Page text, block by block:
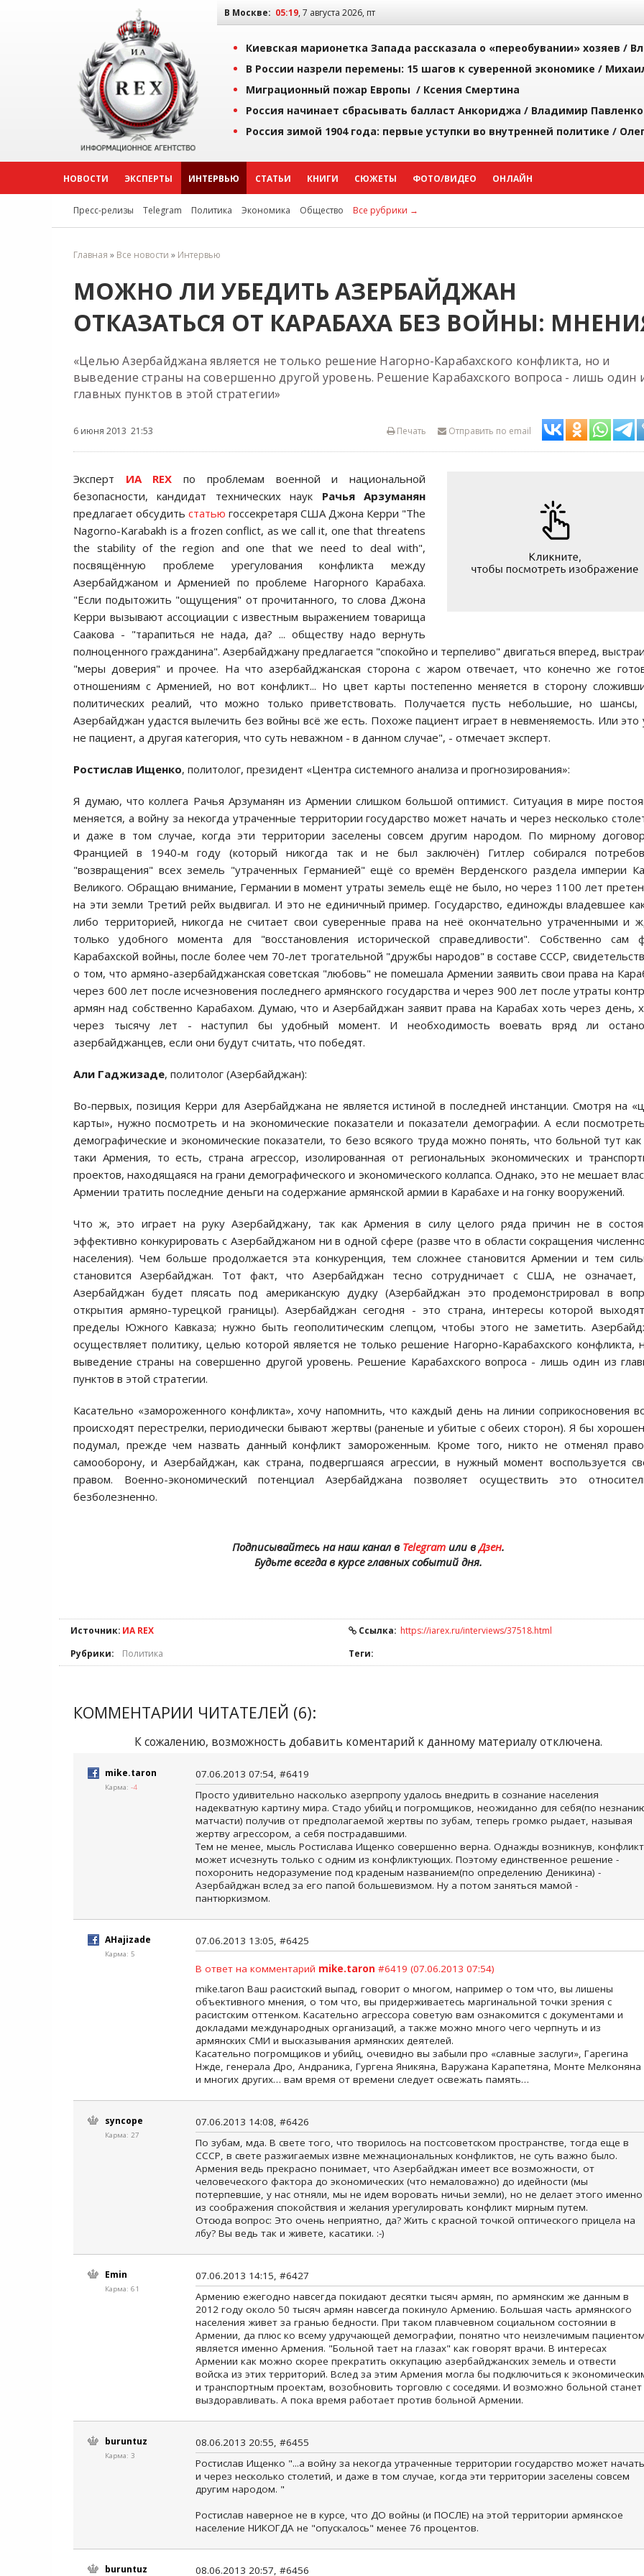
В Москве: 05:19, 7 августа 2026, пт
Киевская марионетка Запада рассказала о «переобувании» хозяев /
В России назрели перемены: 15 шагов к суверенной экономике /
Миграционный пожар Европы / Ксения Смертина
Россия начинает сбрасывать балласт Анкориджа / Владимир Павленко
Россия зимой 1904 года: первые уступки во внутренней политике /
НОВОСТИ ЭКСПЕРТЫ ИНТЕРВЬЮ СТАТЬИ КНИГИ СЮЖЕТЫ ФОТО/ВИДЕО ОНЛАЙН
Пресс-релизы Telegram Политика Экономика Общество Все рубрики →
Главная » Все новости » Интервью
МОЖНО ЛИ УБЕДИТЬ АЗЕРБАЙДЖАН
ОТКАЗАТЬСЯ ОТ КАРАБАХА БЕЗ ВОЙНЫ:
«Целью Азербайджана является не только решение Нагорно-Карабахского конфликта, но и
выведение страны на совершенно другой уровень. Решение Карабахского вопроса - лишь один
главных пунктов в этой стратегии»
6 июня 2013 21:53 Отправить по email
Печать
Эксперт ИА REX по проблемам военной и национальной
безопасности, кандидат технических наук Рачья Арзуманян
предлагает обсудить статью госсекретаря США Джона Керри "The
Nagorno-Karabakh is a frozen conflict, as we call it, one that threatens
the stability of the region and one that we need to deal with",
посвящённую проблеме урегулования конфликта между
Азербайджаном и Арменией по проблеме Нагорного Карабаха.
"Если подытожить "ощущения" от прочитанного, то слова Джона
Керри вызывают ассоциации с известным выражением товарища
Саакова - "тарапиться не нада, да? ... обществу надо вернуть
полноценного гражданина". Азербайджану предлагается "спокойно и терпеливо" двигаться вперед,
"меры доверия" и прочее. На что азербайджанская сторона с жаром отвечает, что конечно же
отношениям с Арменией, но вот конфликт... Но цвет карты постепенно меняется в сторону
политических реалий, что можно только приветствовать. Получается пусть небольшие, но шансы,
Азербайджан удастся вылечить без войны всё же есть. Похоже пациент играет в невменяемость. Или это
не пациент, а другая категория, что суть неважном - в данном случае", - отмечает эксперт.
Ростислав Ищенко, политолог, президент «Центра системного анализа и прогнозирования»:
Я думаю, что коллега Рачья Арзуманян из Армении слишком большой оптимист. Ситуация в мире
меняется, а войну за некогда утраченные территории государство может начать и через несколько
и даже в том случае, когда эти территории заселены совсем другим народом. По мирному
Францией в 1940-м году (который никогда так и не был заключён) Гитлер собирался
"возвращения" всех земель "утраченных Германией" ещё со времён Верденского раздела империи
Великого. Обращаю внимание, Германии в момент утраты земель ещё не было, но через 1100 лет
на эти земли Третий рейх выдвигал. И это не единичный пример. Государство, единожды владевшее
либо территорией, никогда не считает свои суверенные права на неё окончательно утраченными и
только удобного момента для "восстановления исторической справедливости". Собственно сам
Карабахской войны, после более чем 70-лет трогательной "дружбы народов" в составе СССР,
о том, что армяно-азербайджанская советская "любовь" не помешала Армении заявить свои права на
через 600 лет после исчезновения последнего армянского государства и через 900 лет после утраты
армян над собственно Карабахом. Думаю, что и Азербайджан заявит права на Карабах хоть через день,
через тысячу лет - наступил бы удобный момент. И необходимость воевать вряд ли
азербайджанцев, если они будут считать, что победят.
Али Гаджизаде, политолог (Азербайджан):
Во-первых, позиция Керри для Азербайджана не является истиной в последней инстанции. Смотря на
карты», нужно посмотреть и на экономические показатели и показатели демографии. А если
демографические и экономические показатели, то безо всякого труда можно понять, что больной тут как
таки Армения, то есть, страна агрессор, изолированная от региональных экономических и
проектов, находящаяся на грани демографического и экономического коллапса. Однако, это не мешает
Армении тратить последние деньги на содержание армянской армии в Карабахе и на гонку вооружений.
Что ж, это играет на руку Азербайджану, так как Армения в силу целого ряда причин не в
эффективно конкурировать с Азербайджаном ни в одной сфере (разве что в области сокращения
населения). Чем больше продолжается эта конкуренция, тем сложнее становится Армении и тем
становится Азербайджан. Тот факт, что Азербайджан тесно сотрудничает с США, не означает,
Азербайджан будет плясать под американскую дудку (Азербайджан это продемонстрировал в
открытия армяно-турецкой границы). Азербайджан сегодня - это страна, интересы которой
пределы Южного Кавказа; нужно быть геополитическим слепцом, чтобы этого не заметить.
осуществляет политику, целью которой является не только решение Нагорно-Карабахского конфликта,
выведение страны на совершенно другой уровень. Решение Карабахского вопроса - лишь один из
пунктов в этой стратегии.
Касательно «замороженного конфликта», хочу напомнить, что каждый день на линии соприкосновения
происходят перестрелки, периодически бывают жертвы (раненые и убитые с обеих сторон). Я бы
подумал, прежде чем назвать данный конфликт замороженным. Кроме того, никто не отменял
самооборону, и Азербайджан, как страна, подвергшаяся агрессии, в нужный момент воспользуется
правом. Военно-экономический потенциал Азербайджана позволяет осуществить это
безболезненно.
Подписывайтесь на наш канал в Telegramили вДзен.
Будьте всегда в курсе главных событий дня.
Источник: ИА REX Ссылка: https://iarex.ru/interviews/37518.html
Рубрики:
Политика Теги:
КОММЕНТАРИИ ЧИТАТЕЛЕЙ (6):
К сожалению, возможность добавить коментарий к данному материалу отключена.
mike.taron
Карма: -4
07.06.2013 07:54, #6419
Просто удивительно насколько азерпропу удалось внедрить в сознание населения
надекватную картину мира. Стадо убийц и погромщиков, неожиданно для себя(по
матчасти) получив от предполагаемой жертвы по зубам, теперь громко рыдает, называя
жертву агрессором, а себя пострадавшими.
Тем не менее, мысль Ростислава Ищенко совершенно верна. Однажды возникнув, конфликт
может исчезнуть только с одним из конфликтующих. Поэтому единственное решение -
похоронить недоразумение под краденым названием(по определению Деникина) -
Азербайджан вслед за его папой большевизмом. Ну а потом заняться мамой -
пантюркизмом.
AHajizade
Карма: 5
07.06.2013 13:05, #6425
В ответ на комментарий mike.taron #6419 (07.06.2013 07:54)
mike.taron Ваш расистский выпад, говорит о многом, например о том что, вы лишены
объективного мнения, о том что, вы придерживаетесь маргинальной точки зрения с
расистским оттенком. Касательно агрессора советую вам ознакомится с документами и
докладами международных организаций, а также можно много чего черпнуть и из
армянских СМИ и высказывания армянских деятелей.
Касательно погромщиков и убийц, очевидно вы забыли про «славные заслуги», Гарегина
Нжде, генерала Дро, Андраника, Гургена Яникяна, Варужана Карапетяна, Монте Мелконяна
и многих других… вам время от времени следует освежать память…
syncope
Карма: 27
07.06.2013 14:08, #6426
По зубам, мда. В свете того, что творилось на постсоветском пространстве, тогда еще в
СССР, в свете разжигаемых извне межнациональных конфликтов, не суть важно было.
Армения ведь прекрасно понимает, что Азербайджан имеет все возможности, от
человеческого фактора до экономических (что немаловажно) до идейности (мы
потерпевшие, у нас отняли, мы не идем воровать ничьи земли), но не делает этого именно
из соображения спокойствия и желания урегулировать конфликт мирным путем.
Отсюда вопрос: Это очень неприятно, да? Жить с красной точкой оптического прицела на
лбу? Вы ведь так и живете, касатики. :-)
Emin
Карма: 61
07.06.2013 14:15, #6427
Армению ежегодно навсегда покидают десятки тысяч армян, по армянским же данным в
2012 году около 50 тысяч армян навсегда покинуло Армению. Большая часть армянского
населения живет за гранью бедности. При таком плавчевном социальном состоянии в
Армении, да плюс ко всему удручающей демографии, понятно что неизлечимым
является именно Армения. "Больной тает на глазах" как говорят врачи. В интересах
Армении как можно скорее прекратить оккупацию азербайджанских земель и отвести
войска из этих территорий. Вслед за этим Армения могла бы подключиться к
и транспортным проектам, возобновить торговлю с соседями. И возможно больной станет
выздоравливать. А пока время работает против больной Армении.
buruntuz
Карма: 3
08.06.2013 20:55, #6455
Ростислав Ищенко "...а войну за некогда утраченные территории государство может начать
и через несколько столетий, и даже в том случае, когда эти территории заселены совсем
другим народом. "
Ростислав наверное не в курсе, что ДО войны (и ПОСЛЕ) на этой территории армянское
население НИКОГДА не "опускалось" менее 76 процентов.
buruntuz 08.06.2013 20:57, #6456